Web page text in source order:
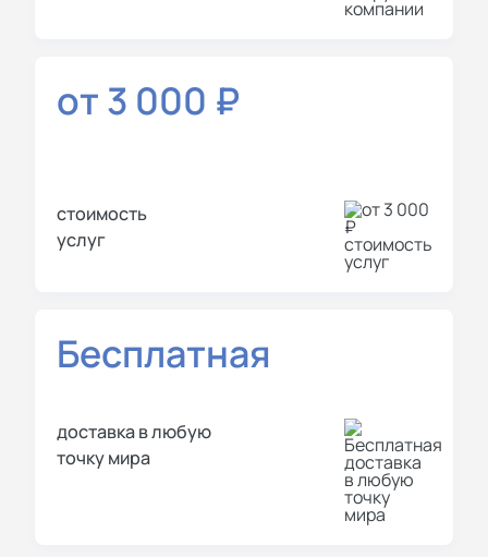
от 3 000 ₽
стоимость
услуг
Бесплатная
доставка в любую
точку мира